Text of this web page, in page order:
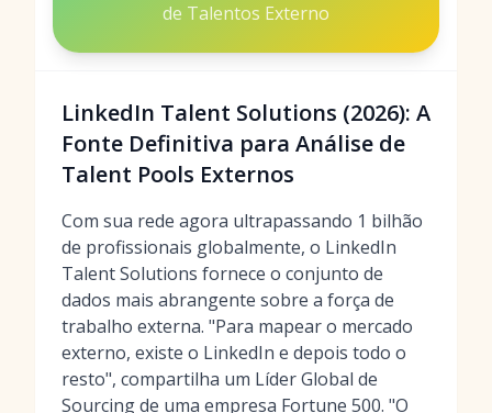
de Talentos Externo
LinkedIn Talent Solutions (2026): A
Fonte Definitiva para Análise de
Talent Pools Externos
Com sua rede agora ultrapassando 1 bilhão
de profissionais globalmente, o LinkedIn
Talent Solutions fornece o conjunto de
dados mais abrangente sobre a força de
trabalho externa. "Para mapear o mercado
externo, existe o LinkedIn e depois todo o
resto", compartilha um Líder Global de
Sourcing de uma empresa Fortune 500. "O